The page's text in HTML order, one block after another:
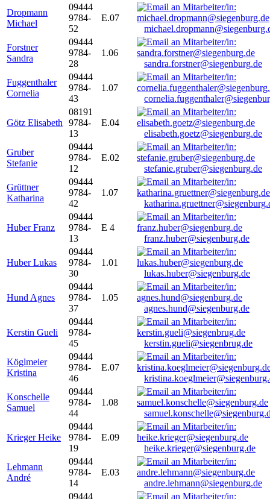
Dropmann
Michael
09444
9784-
52
E.07
Forstner
Sandra
09444
9784-
28
1.06
sandra.forstner@siegenburg.de
Fuggenthaler
Cornelia
09444
9784-
43
1.07
Götz Elisabeth
08191
9784-
13
E.04
elisabeth.goetz@siegenburg.de
Gruber
Stefanie
09444
9784-
12
E.02
stefanie.gruber@siegenburg.de
Grüttner
Katharina
09444
9784-
42
1.07
Huber Franz
09444
9784-
13
E 4
franz.huber@siegenburg.de
Huber Lukas
09444
9784-
30
1.01
lukas.huber@siegenburg.de
Hund Agnes
09444
9784-
37
1.05
agnes.hund@siegenburg.de
Kerstin Gueli
09444
9784-
45
kerstin.gueli@siegenbrug.de
Köglmeier
Kristina
09444
9784-
46
E.07
Konschelle
Samuel
09444
9784-
44
1.08
Krieger Heike
09444
9784-
19
E.09
heike.krieger@siegenburg.de
Lehmann
André
09444
9784-
14
E.03
andre.lehmann@siegenburg.de
09444